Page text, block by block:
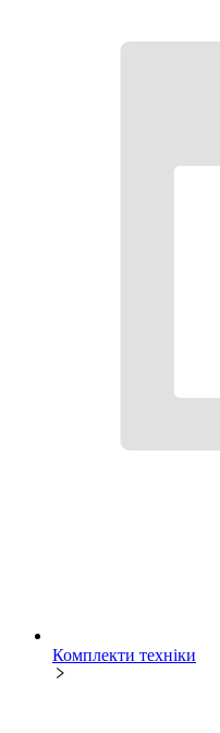
Комплекти техніки